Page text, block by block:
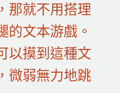
那就不用搭理
的文本游戲。
以摸到這種文
微弱無力地跳